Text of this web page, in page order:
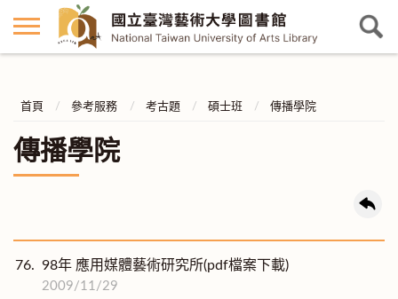
首頁 參考服務 考古題 碩士班 傳播學院
傳播學院
76. 98年 應用媒體藝術研究所(pdf檔案下載)
2009/11/29